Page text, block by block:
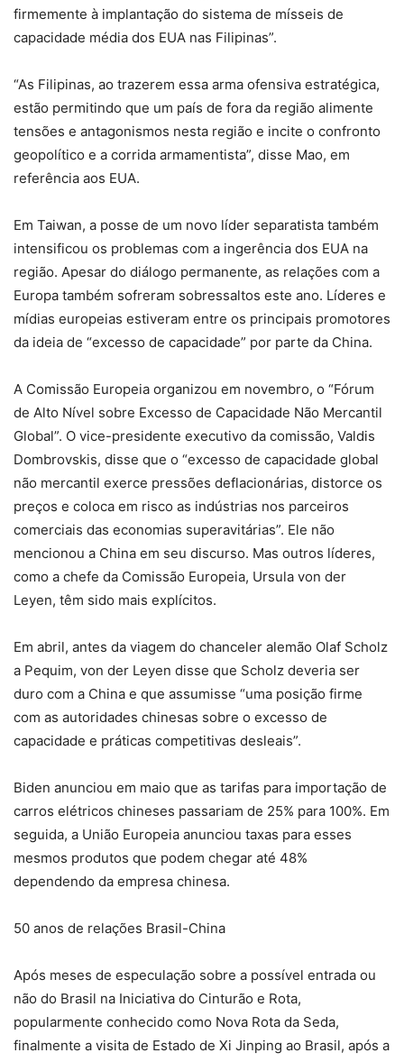
firmemente à implantação do sistema de mísseis de
capacidade média dos EUA nas Filipinas”.
“As Filipinas, ao trazerem essa arma ofensiva estratégica,
estão permitindo que um país de fora da região alimente
tensões e antagonismos nesta região e incite o confronto
geopolítico e a corrida armamentista”, disse Mao, em
referência aos EUA.
Em Taiwan, a posse de um novo líder separatista também
intensificou os problemas com a ingerência dos EUA na
região. Apesar do diálogo permanente, as relações com a
Europa também sofreram sobressaltos este ano. Líderes e
mídias europeias estiveram entre os principais promotores
da ideia de “excesso de capacidade” por parte da China.
A Comissão Europeia organizou em novembro, o “Fórum
de Alto Nível sobre Excesso de Capacidade Não Mercantil
Global”. O vice-presidente executivo da comissão, Valdis
Dombrovskis, disse que o “excesso de capacidade global
não mercantil exerce pressões deflacionárias, distorce os
preços e coloca em risco as indústrias nos parceiros
comerciais das economias superavitárias”. Ele não
mencionou a China em seu discurso. Mas outros líderes,
como a chefe da Comissão Europeia, Ursula von der
Leyen, têm sido mais explícitos.
Em abril, antes da viagem do chanceler alemão Olaf Scholz
a Pequim, von der Leyen disse que Scholz deveria ser
duro com a China e que assumisse “uma posição firme
com as autoridades chinesas sobre o excesso de
capacidade e práticas competitivas desleais”.
Biden anunciou em maio que as tarifas para importação de
carros elétricos chineses passariam de 25% para 100%. Em
seguida, a União Europeia anunciou taxas para esses
mesmos produtos que podem chegar até 48%
dependendo da empresa chinesa.
50 anos de relações Brasil-China
Após meses de especulação sobre a possível entrada ou
não do Brasil na Iniciativa do Cinturão e Rota,
popularmente conhecido como Nova Rota da Seda,
finalmente a visita de Estado de Xi Jinping ao Brasil, após a